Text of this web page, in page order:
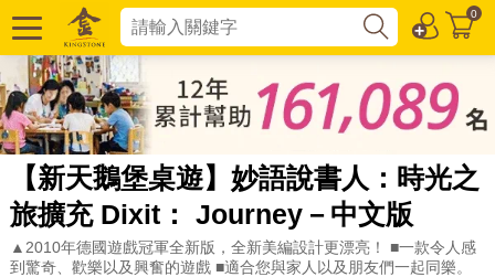
0
【新天鵝堡桌遊】妙語說書人：時光之
旅擴充 Dixit： Journey－中文版
▲2010年德國遊戲冠軍全新版，全新美編設計更漂亮！ ■一款令人感
到驚奇、歡樂以及興奮的遊戲 ■適合您與家人以及朋友們一起同樂。